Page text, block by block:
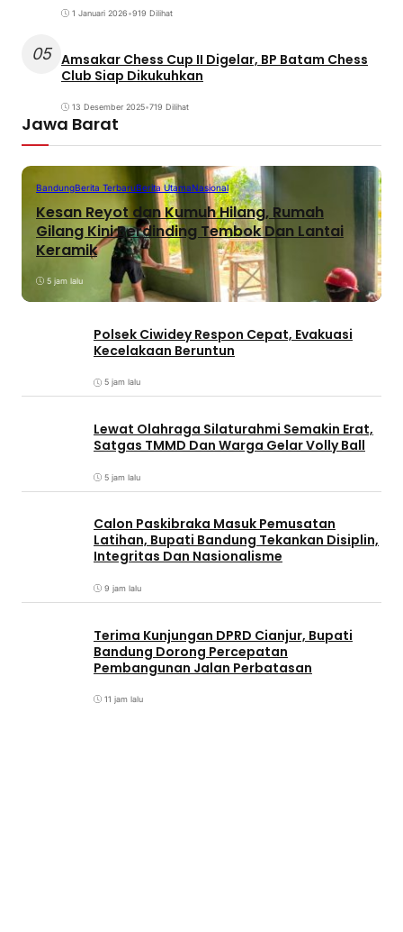
1 Januari 2026•919 Dilihat
05 Amsakar Chess Cup II Digelar, BP Batam Chess
Club Siap Dikukuhkan
13 Desember 2025•719 Dilihat
Jawa Barat
BandungBerita TerbaruBerita UtamaNasional
Kesan Reyot dan Kumuh Hilang, Rumah
Gilang Kini Berdinding Tembok Dan Lantai
Keramik
5 jam lalu
Polsek Ciwidey Respon Cepat, Evakuasi
Kecelakaan Beruntun
5 jam lalu
Lewat Olahraga Silaturahmi Semakin Erat,
Satgas TMMD Dan Warga Gelar Volly Ball
5 jam lalu
Calon Paskibraka Masuk Pemusatan
Latihan, Bupati Bandung Tekankan Disiplin,
Integritas Dan Nasionalisme
9 jam lalu
Terima Kunjungan DPRD Cianjur, Bupati
Bandung Dorong Percepatan
Pembangunan Jalan Perbatasan
11 jam lalu